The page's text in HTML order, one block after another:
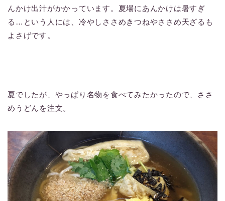
んかけ出汁がかかっています。夏場にあんかけは暑すぎ
る…という人には、冷やしささめきつねやささめ天ざるも
よさげです。
夏でしたが、やっぱり名物を食べてみたかったので、ささ
めうどんを注文。